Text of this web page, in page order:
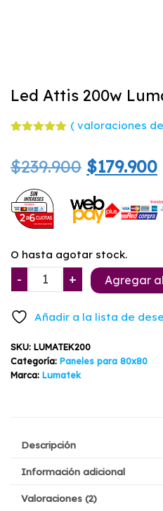
Led Attis 200w
de 5 en
base a
s de
clientes
( valoraciones
$239.900 El
precio
original
$239.900.
$179.900El
O hasta agotar stock.
-
Led
Attis
Lumatek
cantidad
+ Agregar
Añadir a la lista de
SKU: LUMATEK200
Categoría: Paneles para 80x80
Marca: Lumatek
Descripción
Información adicional
Valoraciones (2)